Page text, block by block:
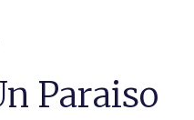
Paraiso